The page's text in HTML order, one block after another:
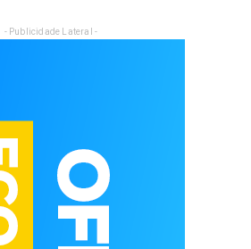
- Publicidade Lateral -